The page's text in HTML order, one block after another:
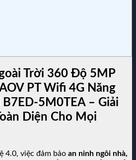
Trời 360 Độ 5MP
PT Wifi 4G Năng
5M0TEA – Giải
Diện Cho Mọi
4.0, việc đảm bảo an ninh ngôi nhà,